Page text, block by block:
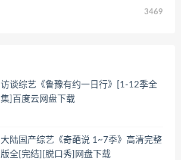
3469
访谈综艺《鲁豫有约一日行》[1-12季全
集]百度云网盘下载
大陆国产综艺《奇葩说 1~7季》高清完整
版全[完结][脱口秀]网盘下载